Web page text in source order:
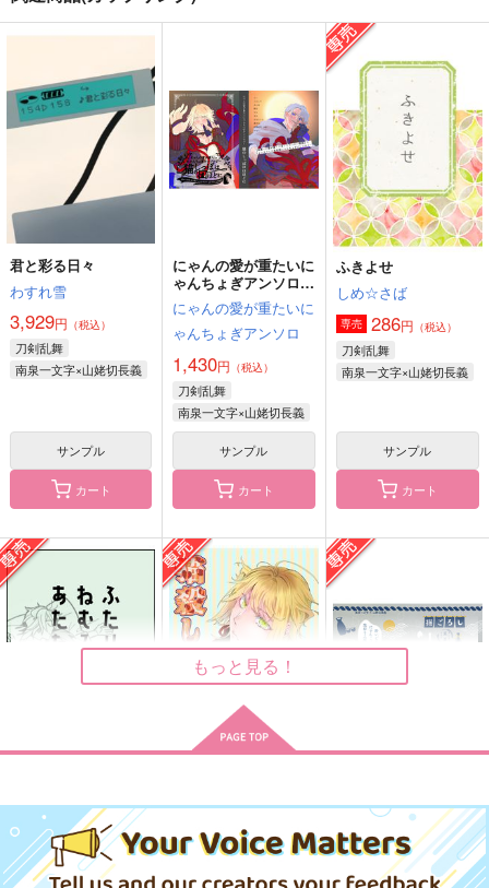
チェルニー
787円（税込）
山姥切長義×南泉一文字
作品詳細
白霜亭
707円（税込）
山姥切長義×南泉一文字
作品詳細
酔いどれにゃんこは忘
却キス魔
サイケデリックサラ
ダ
581円 （税込）
南泉一文字×山姥切長義
サンプル
作品詳細
WhenCloudsBreak
アルティメットちく
わ
1,100円（税込）
作品詳細
にゃんでオレがこんな
目にッ！！
アルティメットちく
わ
1,572円（税込）
南泉一文字×山姥切長義
サンプル
作品詳細
【オマケなし】猫殺し
くんはスキだらけ
755円（税込）
南泉一文字×山姥切長義
作品詳細
君と彩る日々
わすれ雪
3,929円 （税込）
刀剣乱舞
南泉一文字×山姥切長義
サンプル
カート
にゃんの愛が重たいに
ゃんちょぎアンソロジ
ー『猫のしっぽは口ほ
どに』
にゃんの愛が重たいに
ゃんちょぎアンソロ
1,430円 （税込）
刀剣乱舞
南泉一文字×山姥切長義
サンプル
カート
ふきよせ
しめ☆さば
専売 286円 （税込）
刀剣乱舞
南泉一文字×山姥切長義
サンプル
カート
インターチェンジ
専売 472円（税込）
刀剣乱舞
専売 755円（税込）
刀剣乱舞
サイケデリックサラ
ダ
専売 581円（税込）
もっと見る！